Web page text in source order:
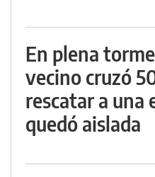
En plena
vecino cruzó
rescatar a una
quedó aislada